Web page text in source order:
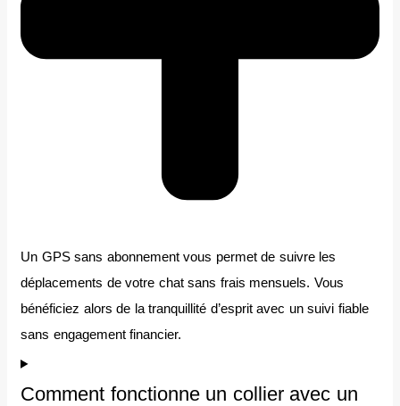
Un GPS sans abonnement vous permet de suivre les
déplacements de votre chat sans frais mensuels. Vous
bénéficiez alors de la tranquillité d’esprit avec un suivi fiable
sans engagement financier.
Comment fonctionne un collier avec un